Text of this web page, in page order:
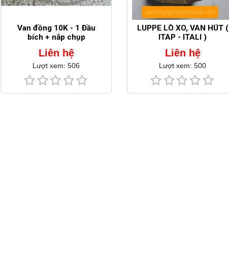
Van đồng 10K - 1 Đầu
bích + nắp chụp
Liên hệ
Lượt xem: 506
LUPPE LÒ XO, VAN HÚT (
ITAP - ITALI )
Liên hệ
Lượt xem: 500